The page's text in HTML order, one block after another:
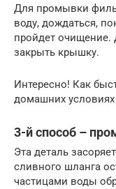
Для промывки
воду, дождаться,
пройдет очищение.
закрыть крышку.
Интересно! Как
домашних условиях
3-й способ –
Эта деталь
сливного шланга
частицами воды